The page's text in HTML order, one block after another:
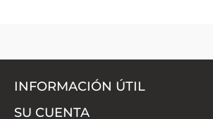
INFORMACIÓN ÚTIL
SU CUENTA